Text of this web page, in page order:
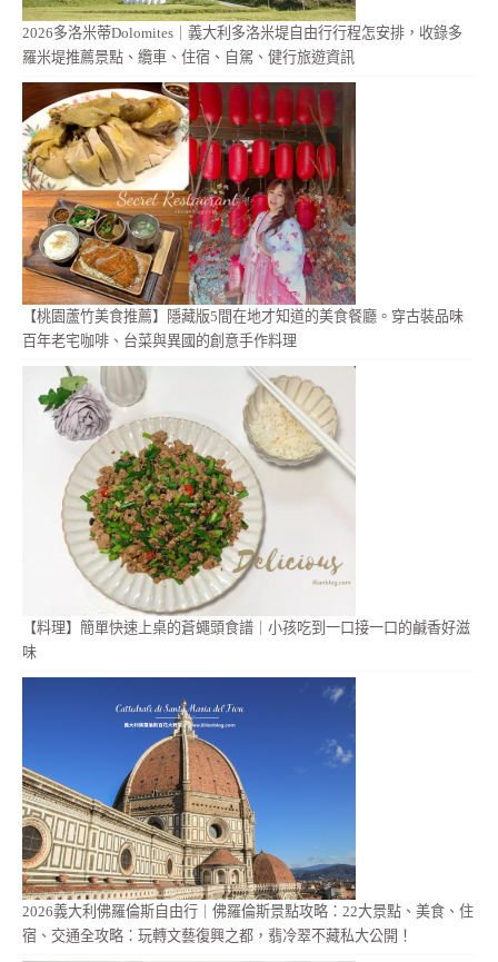
2026多洛米蒂Dolomites｜義大利多洛米堤自由行行程怎安排，收錄多
羅米堤推薦景點、纜車、住宿、自駕、健行旅遊資訊
【桃園蘆竹美食推薦】隱藏版5間在地才知道的美食餐廳。穿古裝品味
百年老宅咖啡、台菜與異國的創意手作料理
【料理】簡單快速上桌的蒼蠅頭食譜｜小孩吃到一口接一口的鹹香好滋
味
2026義大利佛羅倫斯自由行｜佛羅倫斯景點攻略：22大景點、美食、住
宿、交通全攻略：玩轉文藝復興之都，翡冷翠不藏私大公開！